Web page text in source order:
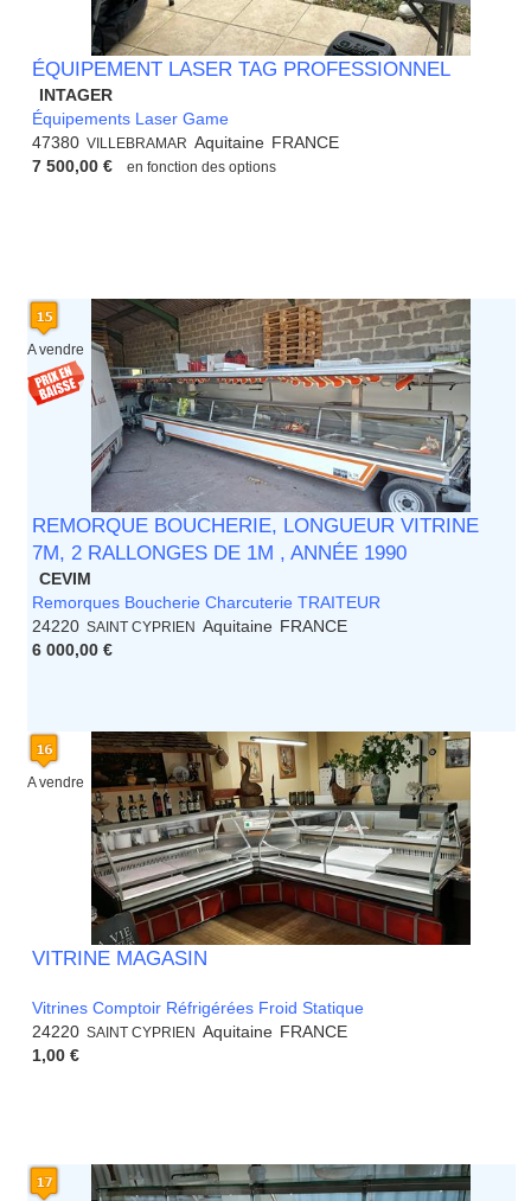
ÉQUIPEMENT LASER TAG PROFESSIONNEL
INTAGER
Équipements Laser Game
47380 VILLEBRAMAR Aquitaine FRANCE
7 500,00 €
en fonction des options
A vendre
REMORQUE BOUCHERIE, LONGUEUR VITRINE
7M, 2 RALLONGES DE 1M , ANNÉE 1990
CEVIM
Remorques Boucherie Charcuterie TRAITEUR
24220 SAINT CYPRIEN Aquitaine FRANCE
6 000,00 €
A vendre
VITRINE MAGASIN
Vitrines Comptoir Réfrigérées Froid Statique
24220 SAINT CYPRIEN Aquitaine FRANCE
1,00 €